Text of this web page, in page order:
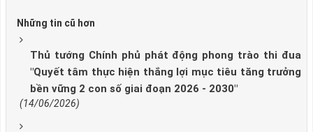
Những tin cũ hơn
Thủ tướng Chính phủ phát động phong trào thi đua
"Quyết tâm thực hiện thắng lợi mục tiêu tăng trưởng
bền vững 2 con số giai đoạn 2026 - 2030"
(14/06/2026)